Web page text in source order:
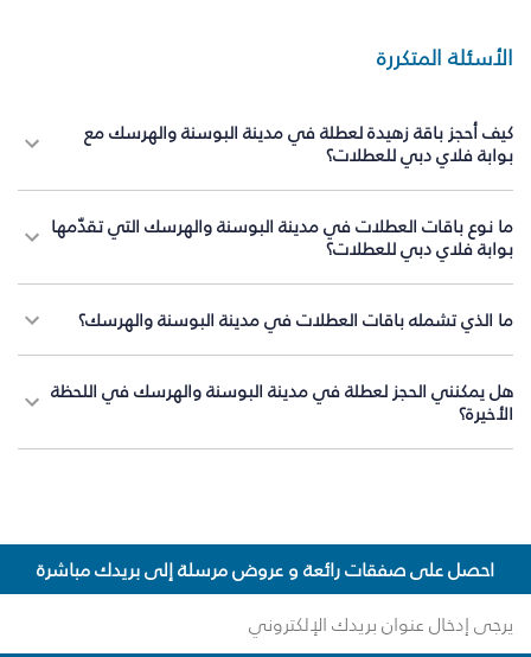
الأسئلة المتكررة
كيف أحجز باقة زهيدة لعطلة في مدينة البوسنة والهرسك مع
بوابة فلاي دبي للعطلات؟
ما نوع باقات العطلات في مدينة البوسنة والهرسك التي تقدّمها
بوابة فلاي دبي للعطلات؟
ما الذي تشمله باقات العطلات في مدينة البوسنة والهرسك؟
هل يمكنني الحجز لعطلة في مدينة البوسنة والهرسك في اللحظة
الأخيرة؟
احصل على صفقات رائعة و عروض مرسلة إلى بريدك مباشرة